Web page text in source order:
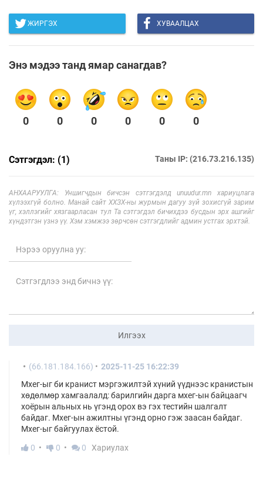
ЖИРГЭХ ХУВААЛЦАХ
Энэ мэдээ танд ямар санагдав?
0 0 0 0 0 0
Сэтгэгдэл: (1) Таны IP: (216.73.216.135)
АНХААРУУЛГА: Уншигчдын бичсэн сэтгэгдэлд unuudur.mn хариуцлага
хүлээхгүй болно. Манай сайт ХХЗХ-ны журмын дагуу зүй зохисгүй зарим
үг, хэллэгийг хязгаарласан тул Та сэтгэгдэл бичихдээ бусдын эрх ашгийг
хүндэтгэн үзнэ үү. Хэм хэмжээ зөрчсөн сэтгэгдлийг админ устгах эрхтэй.
Илгээх
(66.181.184.166)
2025-11-25 16:22:39
Мхег-ыг би кранист мэргэжилтэй хүний үүднээс кранистын
хөдөлмөр хамгаалалд: барилгийн дарга мхег-ын байцаагч
хоёрын альных нь үгэнд орох вэ гэх тестийн шалгалт
байдаг. Мхег-ын ажилтны үгэнд орно гэж заасан байдаг.
Мхег-ыг байгуулах ёстой.
0
0 0 Хариулах